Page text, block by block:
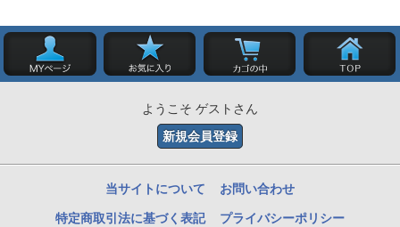
ようこそ ゲストさん
新規会員登録
当サイトについて お問い合わせ
特定商取引法に基づく表記 プライバシーポリシー